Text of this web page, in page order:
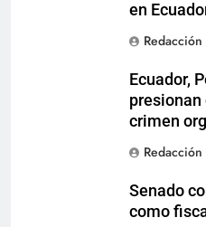
en
Ecuador,
presionan
crimen
Senado
como